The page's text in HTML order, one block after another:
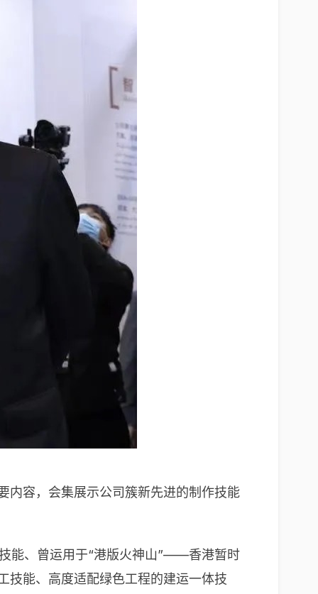
内容，会集展示公司簇新先进的制作技能
能、曾运用于“港版火神山”——香港暂时
技能、高度适配绿色工程的建运一体技